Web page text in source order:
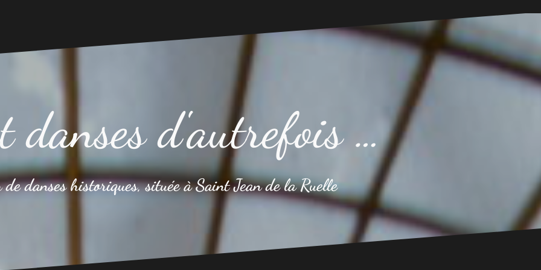
danses d'autrefois …
de danses historiques, située à Saint Jean de la Ruelle